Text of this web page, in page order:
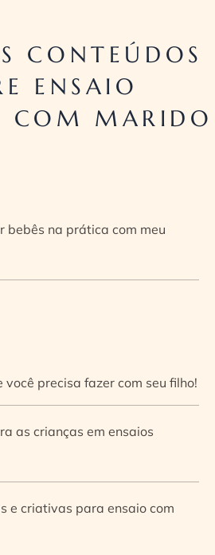
CONTEÚDOS
ENSAIO
COM MARIDO
bebês na prática com meu
precisa fazer com seu filho!
as crianças em ensaios
e criativas para ensaio com